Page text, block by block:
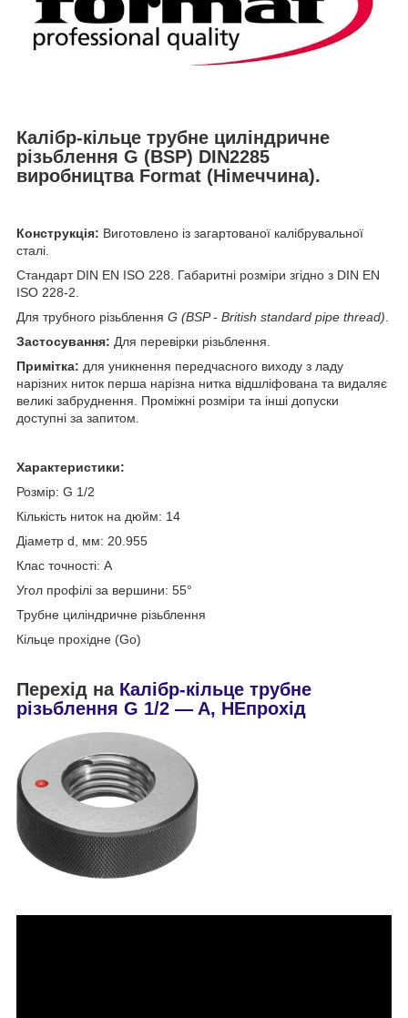
Калібр-кільце трубне циліндричне
різьблення G (BSP) DIN2285
виробництва Format (Німеччина).
Конструкція: Виготовлено із загартованої калібрувальної
сталі.
Стандарт DIN EN ISO 228. Габаритні розміри згідно з DIN EN
ISO 228-2.
Для трубного різьблення G (BSP - British standard pipe thread)
Застосування: Для перевірки різьблення.
Примітка: для уникнення передчасного виходу з ладу
нарізних ниток перша нарізна нитка відшліфована та видаляє
великі забруднення. Проміжні розміри та інші допуски
доступні за запитом.
Характеристики:
Розмір: G 1/2
Кількість ниток на дюйм: 14
Діаметр d, мм: 20.955
Клас точності: А
Угол профілі за вершини: 55°
Трубне циліндричне різьблення
Кільце прохідне (Go)
Перехід на Калібр-кільце трубне
різьблення G 1/2 — A, НЕпрохід